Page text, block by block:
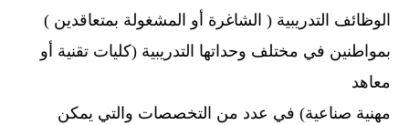
الوظائف التدريبية ( الشاغرة أو المشغولة بمتعاقدين )
بمواطنين في مختلف وحداتها التدريبية (كليات تقنية أو
معاهد
مهنية صناعية) في عدد من التخصصات والتي يمكن